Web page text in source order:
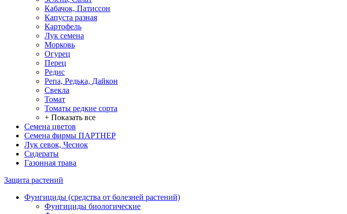
Кабачок, Патиссон
Капуста разная
Картофель
Лук семена
Морковь
Огурец
Перец
Редис
Репа, Редька, Дайкон
Свекла
Томат
Томаты редкие сорта
+ Показать все
Семена цветов
Семена фирмы ПАРТНЕР
Лук севок, Чеснок
Сидераты
Газонная трава
Защита растений
Фунгициды (средства от болезней растений)
Фунгициды биологические